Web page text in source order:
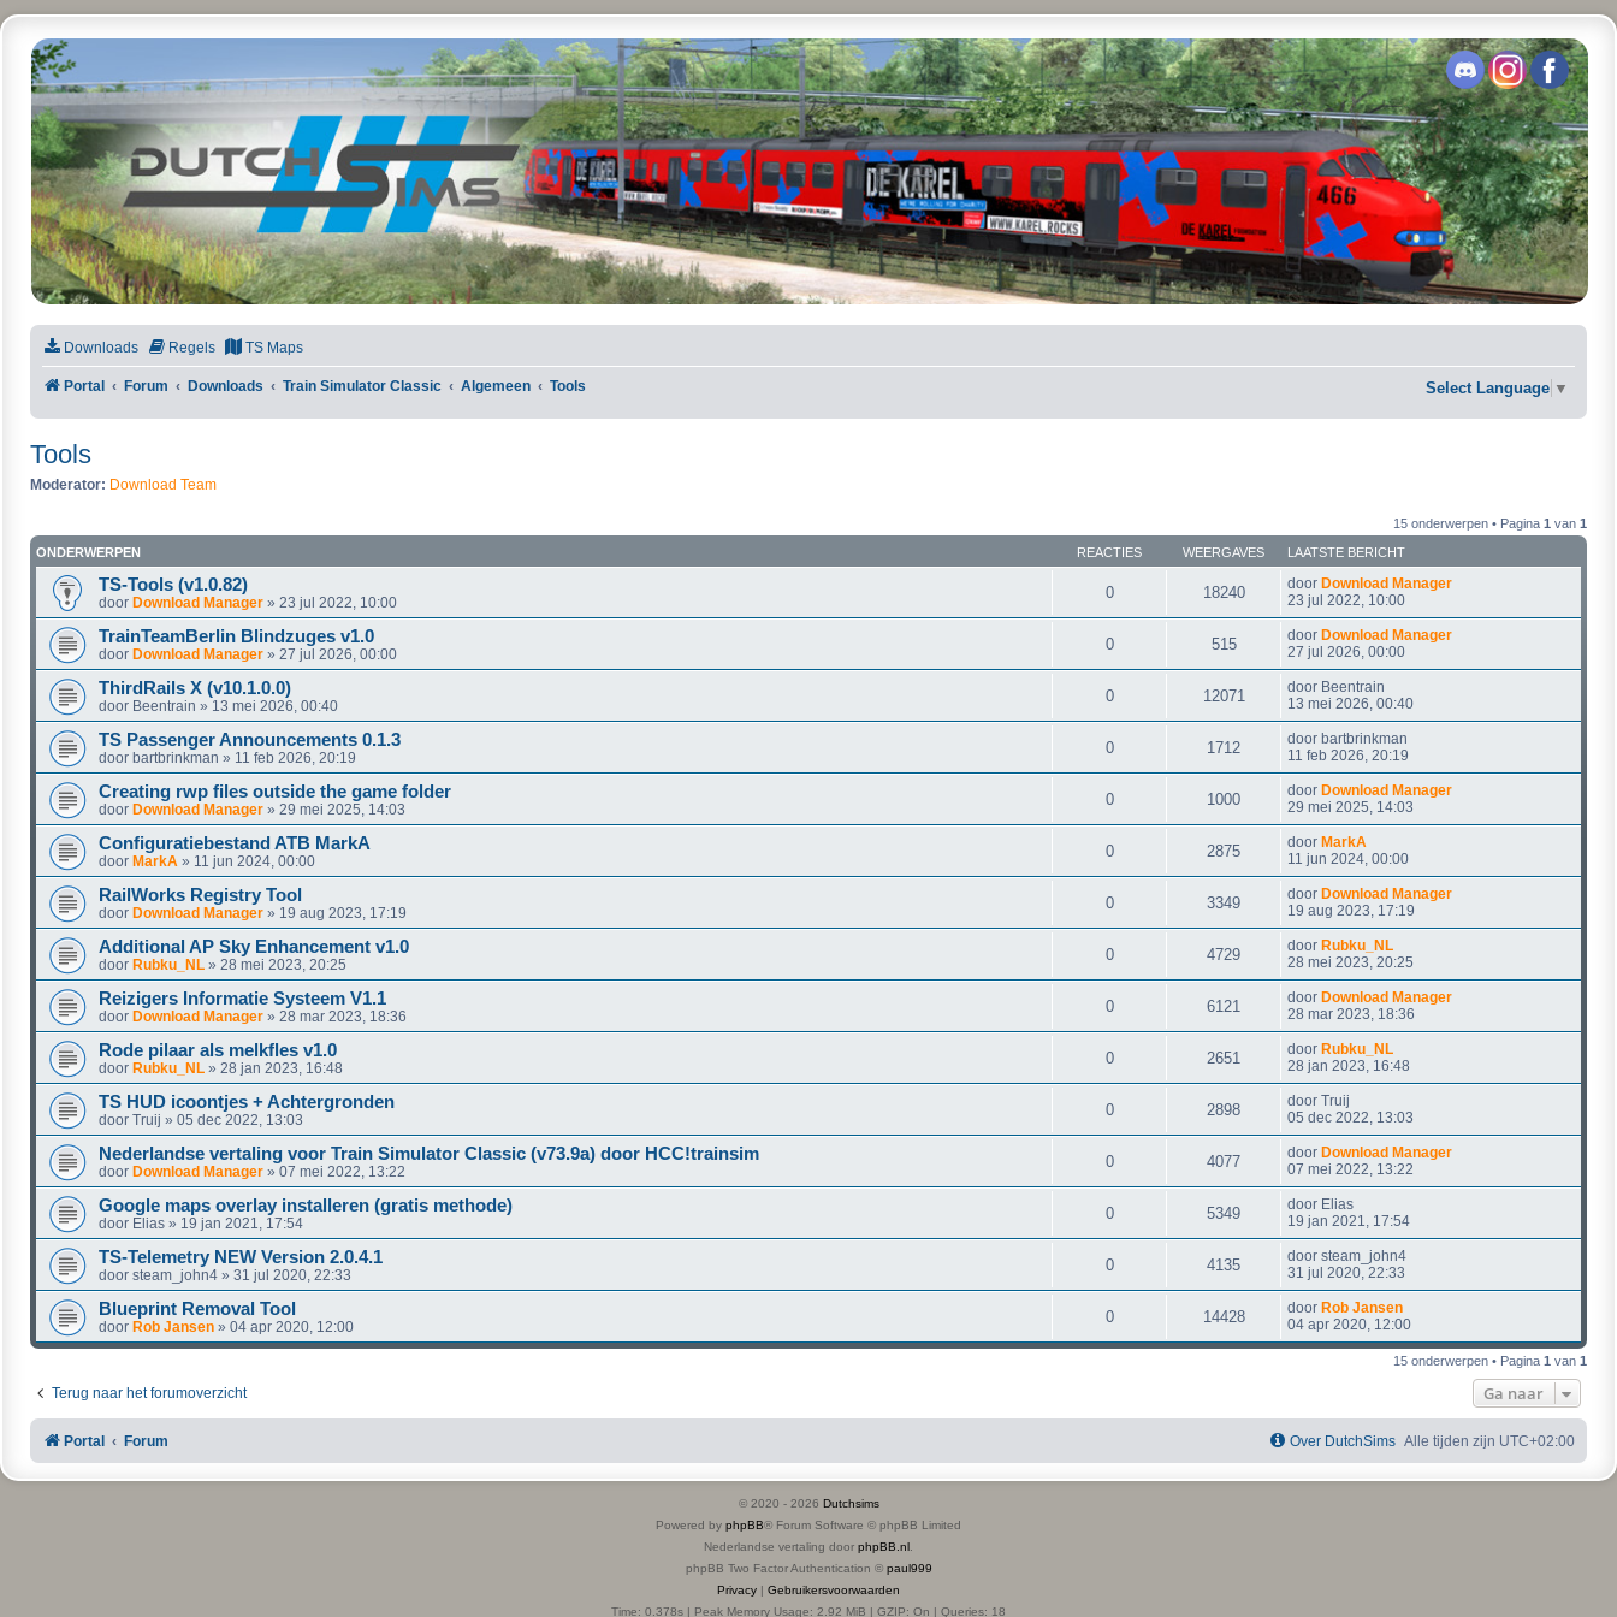
DutchSims
Downloads Regels TS Maps
Portal Forum Downloads Train Simulator Classic Algemeen Tools Select Language ▼
Tools
Moderator: Download Team
15 onderwerpen • Pagina 1 van 1
ONDERWERPEN
REACTIES WEERGAVES LAATSTE BERICHT
TS-Tools (v1.0.82)
door Download Manager » 23 jul 2022, 10:00
0 18240 door Download Manager
23 jul 2022, 10:00
TrainTeamBerlin Blindzuges v1.0
door Download Manager » 27 jul 2026, 00:00
0 515 door Download Manager
27 jul 2026, 00:00
ThirdRails X (v10.1.0.0)
door Beentrain » 13 mei 2026, 00:40
0 12071 door Beentrain
13 mei 2026, 00:40
TS Passenger Announcements 0.1.3
door bartbrinkman » 11 feb 2026, 20:19
0 1712 door bartbrinkman
11 feb 2026, 20:19
Creating rwp files outside the game folder
door Download Manager » 29 mei 2025, 14:03
0 1000 door Download Manager
29 mei 2025, 14:03
Configuratiebestand ATB MarkA
door MarkA » 11 jun 2024, 00:00
0 2875 door MarkA
11 jun 2024, 00:00
RailWorks Registry Tool
door Download Manager » 19 aug 2023, 17:19
0 3349 door Download Manager
19 aug 2023, 17:19
Additional AP Sky Enhancement v1.0
door Rubku_NL » 28 mei 2023, 20:25
0 4729 door Rubku_NL
28 mei 2023, 20:25
Reizigers Informatie Systeem V1.1
door Download Manager » 28 mar 2023, 18:36
0 6121 door Download Manager
28 mar 2023, 18:36
Rode pilaar als melkfles v1.0
door Rubku_NL » 28 jan 2023, 16:48
0 2651 door Rubku_NL
28 jan 2023, 16:48
TS HUD icoontjes + Achtergronden
door Truij » 05 dec 2022, 13:03
0 2898 door Truij
05 dec 2022, 13:03
Nederlandse vertaling voor Train Simulator Classic (v73.9a) door HCC!trainsim
door Download Manager » 07 mei 2022, 13:22
0 4077 door Download Manager
07 mei 2022, 13:22
Google maps overlay installeren (gratis methode)
door Elias » 19 jan 2021, 17:54
0 5349 door Elias
19 jan 2021, 17:54
TS-Telemetry NEW Version 2.0.4.1
door steam_john4 » 31 jul 2020, 22:33
0 4135 door steam_john4
31 jul 2020, 22:33
Blueprint Removal Tool
door Rob Jansen » 04 apr 2020, 12:00
0 14428 door Rob Jansen
04 apr 2020, 12:00
15 onderwerpen • Pagina 1 van 1
Terug naar het forumoverzicht Ga naar
Portal Forum Alle tijden zijn UTC+02:00
Over DutchSims
© 2020 - 2026 Dutchsims
Powered by phpBB® Forum Software © phpBB Limited
Nederlandse vertaling door phpBB.nl
phpBB Two Factor Authentication © paul999
Privacy | Gebruikersvoorwaarden
Time: 0.378s | Peak Memory Usage: 2.92 MiB | GZIP: On | Queries: 18